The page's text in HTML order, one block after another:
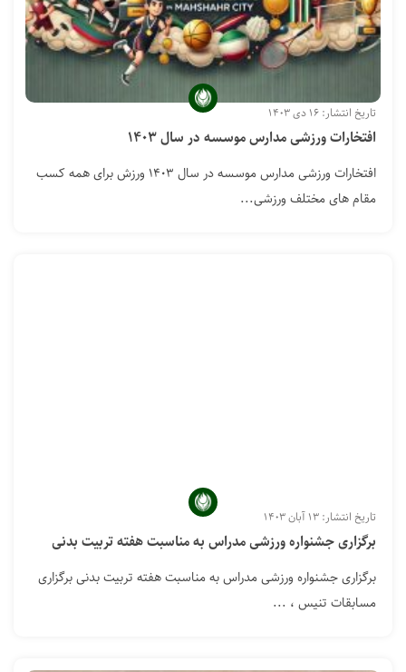
تاریخ انتشار: ۱۶ دی ۱۴۰۳
افتخارات ورزشی مدارس موسسه در سال ۱۴۰۳
افتخارات ورزشی مدارس موسسه در سال ۱۴۰۳ ورزش برای همه کسب
مقام های مختلف ورزشی...
تاریخ انتشار: ۱۳ آبان ۱۴۰۳
برگزاری جشنواره ورزشی مدراس به مناسبت هفته تربیت بدنی
برگزاری جشنواره ورزشی مدراس به مناسبت هفته تربیت بدنی برگزاری
مسابقات تنیس ، ...